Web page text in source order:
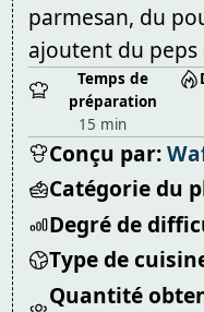
parmesan, du
ajoutent du
Temps de
préparation
15 min
Conçu par:
Catégorie du
Degré de
Type de
Quantité